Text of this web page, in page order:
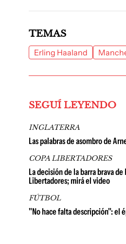
TEMAS
Erling Haaland
SEGUÍ LEYENDO
INGLATERRA
Las palabras de asombro de
COPA LIBERTADORES
La decisión de la barra brava
Libertadores; mirá el video
FÚTBOL
"No hace falta descripción": el